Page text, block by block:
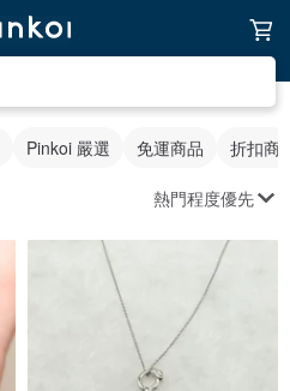
Pinkoi 嚴選 免運商品 折扣商
熱門程度優先